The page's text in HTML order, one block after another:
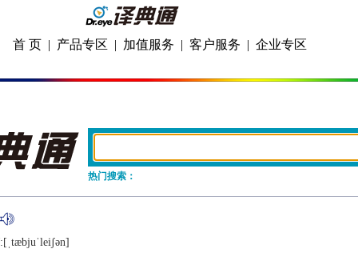
首 页 | 产品专区 | 加值服务 | 客户服务 | 企业专区
热门搜索：